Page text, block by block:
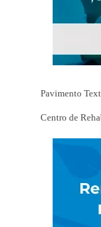
Pavimento
Centro de